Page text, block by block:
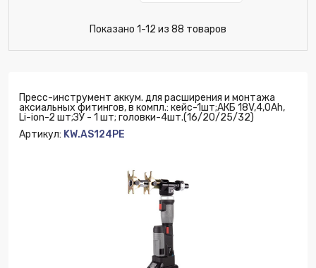
Показано 1-12 из 88 товаров
Пресс-инструмент аккум. для расширения и монтажа
аксиальных фитингов, в компл.: кейс-1шт;АКБ 18V,4,0Ah,
Li-ion-2 шт;ЗУ - 1 шт; головки-4шт.(16/20/25/32)
Артикул: KW.AS124PE